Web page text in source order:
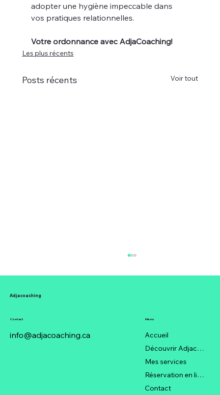
adopter une hygiène impeccable dans
vos pratiques relationnelles.
Votre ordonnance avec AdjaCoaching!
Les plus récents
Posts récents Voir tout
Quand l'entrepreneur veut serrer la vis
: Entre fermeté et flexibilité
Adjacoaching
info@adjacoaching.ca
Contact Menu
Accueil
Découvrir Adjacoaching
Mes services
Réservation en ligne
Contact